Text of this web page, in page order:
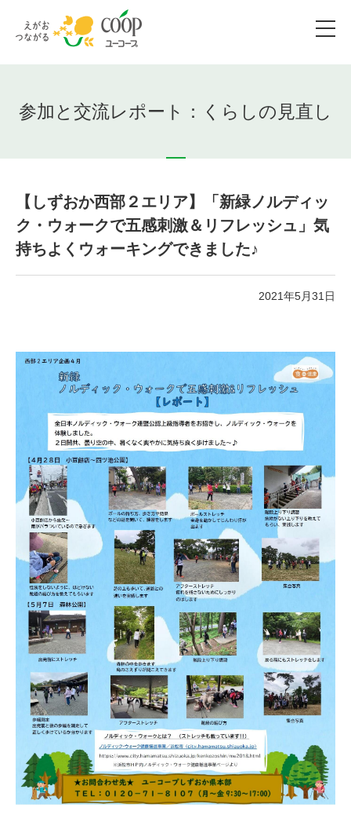
参加と交流レポート：くらしの見直し
【しずおか西部２エリア】「新緑ノルディッ
ク・ウォークで五感刺激＆リフレッシュ」気
持ちよくウォーキングできました♪
2021年5月31日